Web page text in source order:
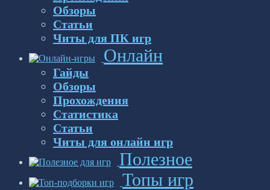
Обзоры
Статьи
Читы для ПК игр
Онлайн
Гайды
Обзоры
Прохождения
Статистика
Статьи
Читы для онлайн игр
Полезное
Топы игр